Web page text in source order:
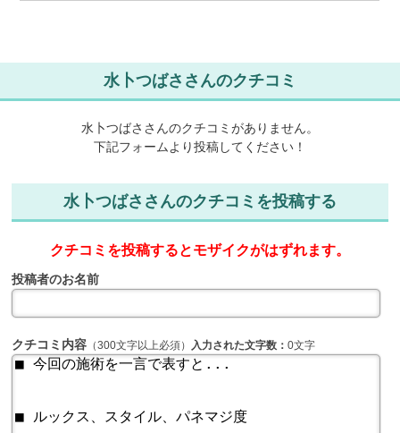
水卜つばささんのクチコミ
水卜つばささんのクチコミがありません。
下記フォームより投稿してください！
水卜つばささんのクチコミを投稿する
クチコミを投稿するとモザイクがはずれます。
投稿者のお名前
クチコミ内容 （300文字以上必須） 入力された文字数：0文字